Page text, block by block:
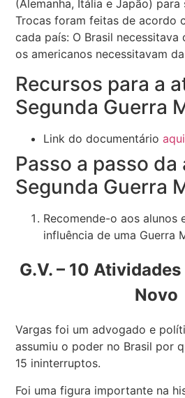
(Alemanha, Itália e Japão) para
Trocas foram feitas de acordo
cada país: O Brasil necessitava
os americanos necessitavam
Recursos para a
Segunda Guerra
Link do documentário
Passo a passo
Segunda Guerra
Recomende-o aos alunos
influência de uma Guerra
G.V. – 10
Novo
Vargas foi um advogado e
assumiu o poder no Brasil por
15 ininterruptos.
Foi uma figura importante na